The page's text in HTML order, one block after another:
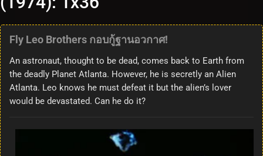
Fly Leo Brothers กอบกู้ฐานอวกาศ!
An astronaut, thought to be dead, comes back to Earth from
the deadly Planet Atlanta. However, he is secretly an Alien
Atlanta. Leo knows he must defeat it but the alien’s lover
would be devastated. Can he do it?